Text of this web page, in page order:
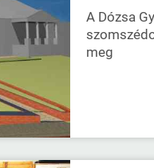
A Dózsa
meg